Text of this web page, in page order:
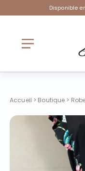
Disponible
Accueil > Boutique >